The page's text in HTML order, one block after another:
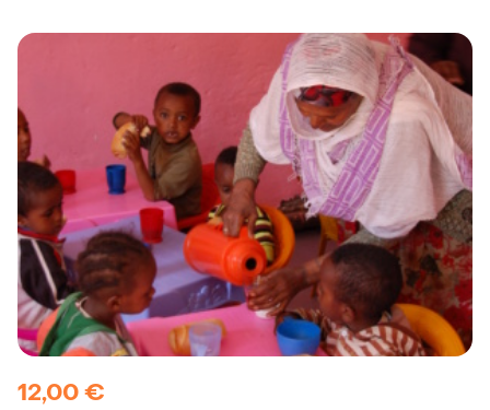
12,00€